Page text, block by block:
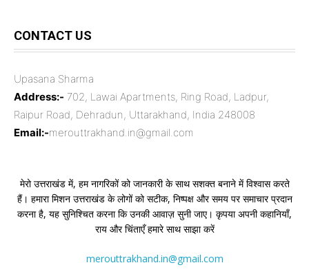
CONTACT US
Upasana Sharma
Address:- 702, Lawai Apartments, Ring Road, Ladpur,
Raipur Road, Dehradun, Uttarakhand, India 248008
Email:-merouttrakhand.in@gmail.com
मेरो उत्तराखंड में, हम नागरिकों को जानकारी के साथ सशक्त बनाने में विश्वास करते
हैं। हमारा मिशन उत्तराखंड के लोगों को सटीक, निष्पक्ष और समय पर समाचार प्रदान
करना है, यह सुनिश्चित करना कि उनकी आवाज़ सुनी जाए। कृपया अपनी कहानियाँ,
राय और चिंताएँ हमारे साथ साझा करें
merouttrakhand.in@gmail.com